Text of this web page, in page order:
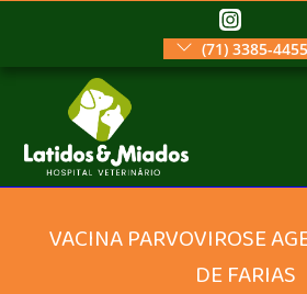
(71) 3385-4455
VACINA PARVOVIROSE
DE FARIAS